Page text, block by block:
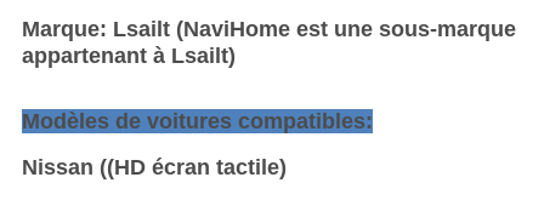
Marque: Lsailt (NaviHome est une sous-marque
appartenant à Lsailt)
Modèles de voitures compatibles:
Nissan ((HD écran tactile)